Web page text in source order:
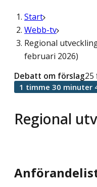
Start
Webb-tv
Regional
februari 2026)
Regional
Debatt om förslag25
1 timme 30 minuter